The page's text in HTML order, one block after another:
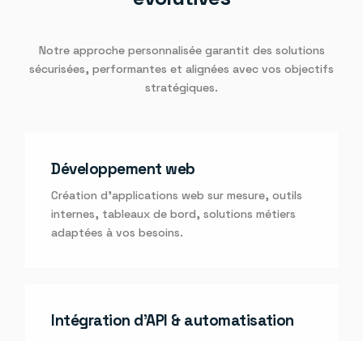
Notre approche personnalisée garantit des solutions
sécurisées, performantes et alignées avec vos objectifs
stratégiques.
Développement web
Création d’applications web sur mesure, outils
internes, tableaux de bord, solutions métiers
adaptées à vos besoins.
Intégration d’API & automatisation